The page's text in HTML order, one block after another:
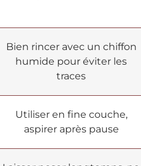
Bien rincer avec un chiffon
humide pour éviter les
traces
Utiliser en fine couche,
aspirer après pause